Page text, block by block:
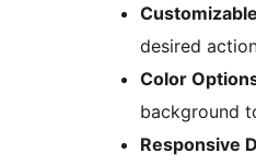
desired
Color
background
Responsive